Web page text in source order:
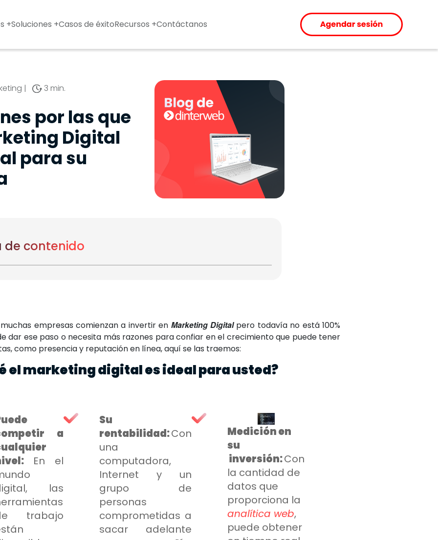
+Soluciones +Casos de éxitoRecursos +Contáctanos
| 3 min.
por las que
Digital
para su
de contenido
empresas comienzan a invertir en Marketing Digitalpero todavía no está 100%
dar ese paso o necesita más razones para confiar en el crecimiento que puede tener
como presencia y reputación en línea, aquí se las traemos:
el marketing digital es ideal para usted?
a
En el
las
trabajo
Su
rentabilidad:Con
una
computadora,
Internet y un
grupo de
personas
comprometidas a
sacar adelante
Medición en
su
inversión:Con
la cantidad de
datos que
proporciona la
analítica web,
puede obtener